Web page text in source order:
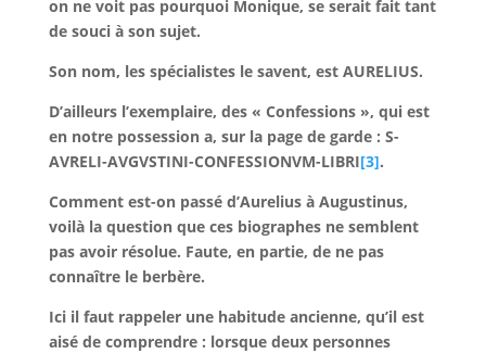
on ne voit pas pourquoi Monique, se serait fait tant
de souci à son sujet.
Son nom, les spécialistes le savent, est AURELIUS.
D’ailleurs l’exemplaire, des « Confessions », qui est
en notre possession a, sur la page de garde : S-
AVRELI-AVGVSTINI-CONFESSIONVM-LIBRI[3].
Comment est-on passé d’Aurelius à Augustinus,
voilà la question que ces biographes ne semblent
pas avoir résolue. Faute, en partie, de ne pas
connaître le berbère.
Ici il faut rappeler une habitude ancienne, qu’il est
aisé de comprendre : lorsque deux personnes